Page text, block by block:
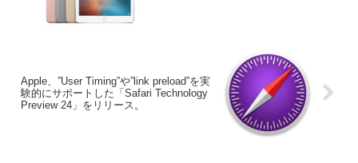
Apple、”User Timing”や”link preload”を実
験的にサポートした「Safari Technology
Preview 24」をリリース。